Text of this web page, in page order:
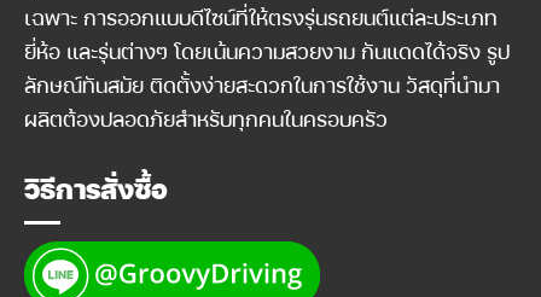
เฉพาะ การออกแบบดีไซน์ที่ให้ตรงรุ่นรถยนต์แต่ละประเภท
ยี่ห้อ และรุ่นต่างๆ โดยเน้นความสวยงาม กันแดดได้จริง รูป
ลักษณ์ทันสมัย ติดตั้งง่ายสะดวกในการใช้งาน วัสดุที่นำมา
ผลิตต้องปลอดภัยสำหรับทุกคนในครอบครัว
วิธีการสั่งซื้อ